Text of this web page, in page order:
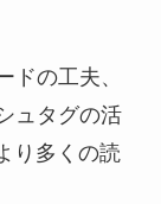
ドの工夫、
ュタグの活
り多くの読